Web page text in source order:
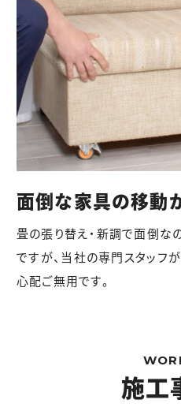
面倒な家具の移動
畳の張り替え・新調で面倒
ですが、当社の専門スタッフ
心配ご無用です。
施工